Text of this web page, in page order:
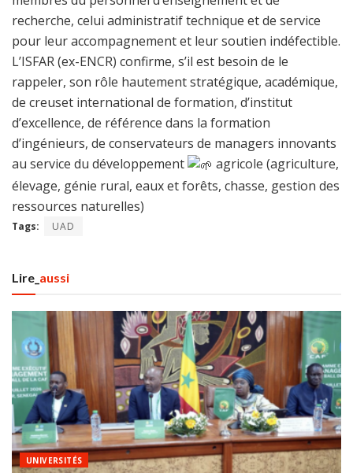
recherche, celui administratif technique et de service
pour leur accompagnement et leur soutien indéfectible.
L’ISFAR (ex-ENCR) confirme, s’il est besoin de le
rappeler, son rôle hautement stratégique, académique,
de creuset international de formation, d’institut
d’excellence, de référence dans la formation
d’ingénieurs, de conservateurs de managers innovants
au service du développement
agricole (agriculture,
élevage, génie rural, eaux et forêts, chasse, gestion des
ressources naturelles)
Tags: UAD
Lire_ aussi
UNIVERSITÉS